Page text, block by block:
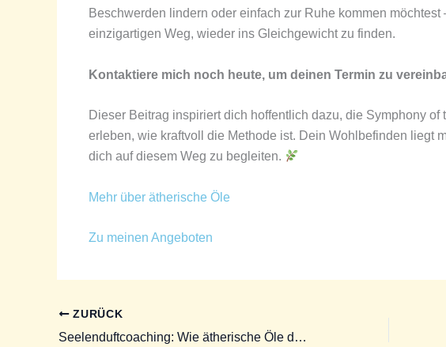
Beschwerden lindern oder einfach zur Ruhe kommen
einzigartigen Weg, wieder ins Gleichgewicht zu finden.
Kontaktiere mich noch heute, um deinen Termin zu
Dieser Beitrag inspiriert dich hoffentlich dazu, die Symphony
erleben, wie kraftvoll die Methode ist. Dein Wohlbefinden liegt
dich auf diesem Weg zu begleiten.
Mehr über ätherische Öle
Zu meinen Angeboten
ZURÜCK
Seelenduftcoaching: Wie ätherische Öle die Seele berühren